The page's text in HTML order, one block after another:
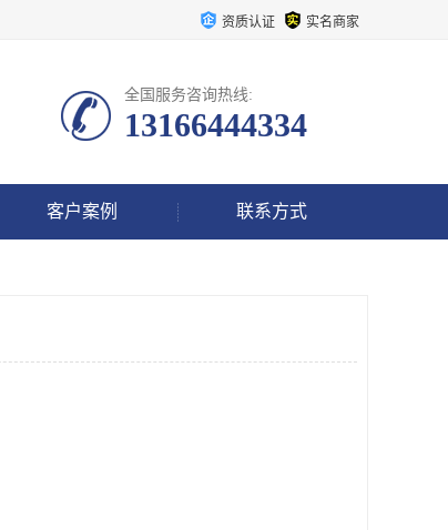
资质认证 实名商家
全国服务咨询热线:
13166444334
客户案例 联系方式